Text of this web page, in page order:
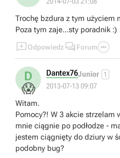
Trochę bzdura z tym użyciem
Poza tym zaje...sty poradnik :)
Odpowiedz  Forum 
D
😱
Dantex76Junior 1
2013-07-13 09:07
Witam.
Pomocy?! W 3 akcie strzelam
mnie ciągnie po podłodze -
jestem ciągnięty do dziury w
podobny bug?